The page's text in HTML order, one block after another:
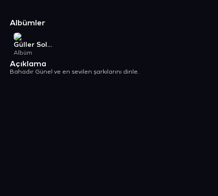
Albümler
Güller Soldu
Albüm
Açıklama
Bahadır Günel ve en sevilen şarkılarını dinle.